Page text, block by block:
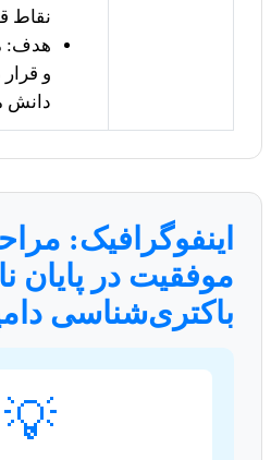
نقاط
هدف:
و
دانش
اینفوگرافیک:
موفقیت در پایان
باکتری‌شناسی
💡